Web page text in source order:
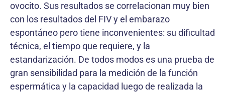
ovocito. Sus resultados se correlacionan muy bien
con los resultados del FIV y el embarazo
espontáneo pero tiene inconvenientes: su dificultad
técnica, el tiempo que requiere, y la
estandarización. De todos modos es una prueba de
gran sensibilidad para la medición de la función
espermática y la capacidad luego de realizada la